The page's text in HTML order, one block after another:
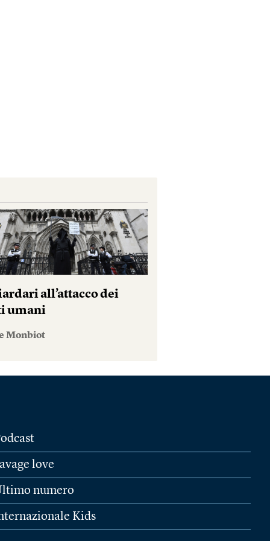
all’attacco dei
umani
Monbiot
love
numero
Kids